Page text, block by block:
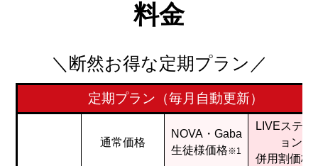
料金
＼断然お得な定期プラン／
定期プラン（毎月自動更新）
通常価格
NOVA・Gaba
生徒様価格※1
LIVEステー
ョン
併用割価格